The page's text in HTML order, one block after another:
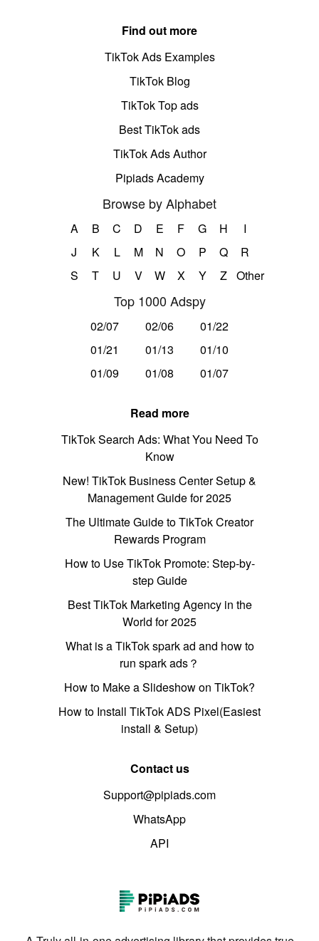
Find out more
TikTok Ads Examples
TikTok Blog
TikTok Top ads
Best TikTok ads
TikTok Ads Author
Pipiads Academy
Browse by Alphabet
A B C D E F G H
I
J
K L M N O P Q
R
S
T U V W X Y Z Other
Top 1000 Adspy
02/07 02/06
01/22
01/21
01/13
01/10
01/09
01/08 01/07
Read more
TikTok Search Ads: What You Need To
Know
New! TikTok Business Center Setup &
Management Guide for 2025
The Ultimate Guide to TikTok Creator
Rewards Program
How to Use TikTok Promote: Step-by-
step Guide
Best TikTok Marketing Agency in the
World for 2025
What is a TikTok spark ad and how to
run spark ads？
How to Make a Slideshow on TikTok?
How to Install TikTok ADS Pixel(Easiest
install & Setup)
Contact us
Support@pipiads.com
WhatsApp
API